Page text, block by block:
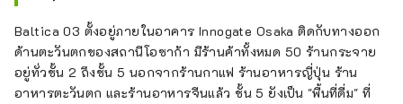
Baltica 03 ตั้งอยู่ภายในอาคาร Innogate Osaka ติดกับทางออก
ด้านตะวันตกของสถานีโอซาก้า มีร้านค้าทั้งหมด 50 ร้านกระจาย
อยู่ทั่วชั้น 2 ถึงชั้น 5 นอกจากร้านกาแฟ ร้านอาหารญี่ปุ่น ร้าน
อาหารตะวันตก และร้านอาหารจีนแล้ว ชั้น 5 ยังเป็น "พื้นที่ดื่ม" ที่